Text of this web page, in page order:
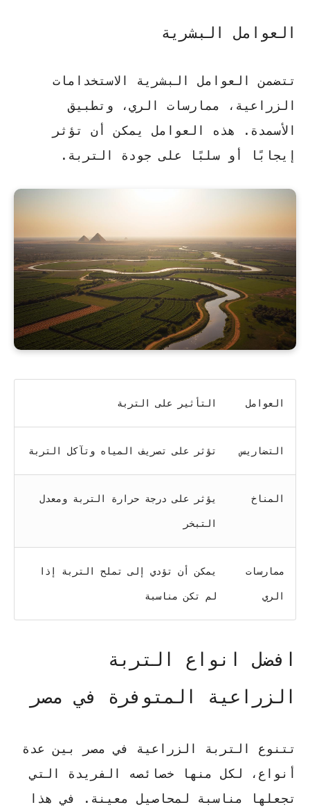
العوامل البشرية
تتضمن العوامل البشرية
الاستخدامات
الزراعية، ممارسات الري، وتطبيق
الأسمدة . هذه العوامل يمكن أن تؤثر
إيجابًا أو سلبًا على جودة التربة.
العوامل التأثير على التربة
التضاريس تؤثر على تصريف المياه وتآكل التربة
المناخ يؤثر على درجة حرارة التربة ومعدل
التبخر
ممارسات
الري
يمكن أن تؤدي إلى تملح التربة إذا
لم تكن مناسبة
افضل انواع التربة
الزراعية المتوفرة في مصر
تتنوع التربة الزراعية في مصر بين عدة
أنواع، لكل منها خصائصه الفريدة التي
تجعلها مناسبة لمحاصيل معينة. في هذا